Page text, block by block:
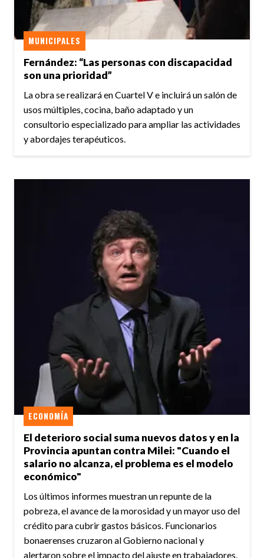
Fernández: “Las personas con discapacidad
son una prioridad”
MUNICIPALES
La obra se realizará en Cuartel V e incluirá un salón de
usos múltiples, cocina, baño adaptado y un
consultorio especializado para ampliar las actividades
y abordajes terapéuticos.
El deterioro social suma nuevos datos y en la
Provincia apuntan contra Milei: "Cuando el
salario no alcanza, el problema es el modelo
económico"
ECONOMÍA
Los últimos informes muestran un repunte de la
pobreza, el avance de la morosidad y un mayor uso del
crédito para cubrir gastos básicos. Funcionarios
bonaerenses cruzaron al Gobierno nacional y
alertaron sobre el impacto del ajuste en trabajadores,